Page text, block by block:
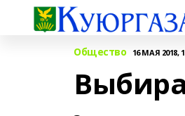
Общество 16 МАЯ 2018,